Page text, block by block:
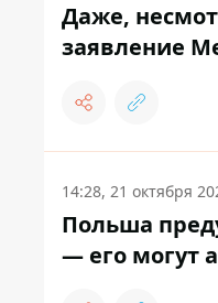
Даже,
заявление
14:28, 21 октября
Польша
— его могут